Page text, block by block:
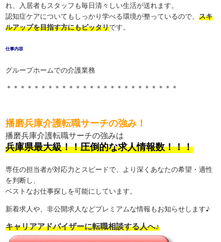
れ、入居者もスタッフも毎日清々しい生活が送れます。
認知症ケアについてもしっかり学べる環境が整っているので、スキ
ルアップを目指す方にもピッタリです。
仕事内容
グループホームでの介護業務
＊＊＊＊＊＊＊＊＊＊＊＊＊＊＊＊＊＊＊＊＊＊＊＊＊
播磨兵庫介護転職サーチの強み！
播磨兵庫介護転職サーチの強みは
兵庫県最大級！！圧倒的な求人情報数！！！
専任の担当者が対応力とスピードで、より深くあなたの希望・適性
を判断し、
ベストなお仕事探しを可能にしています。
新着求人や、非公開求人などプレミアムな情報もお知らせします♪
キャリアアドバイザーに転職相談する人へ♪